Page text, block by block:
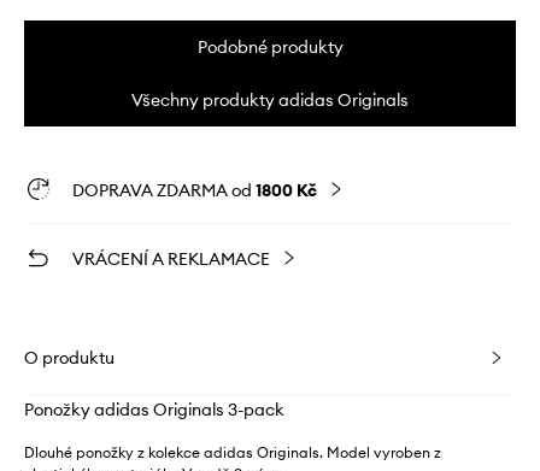
Podobné produkty
Všechny produkty adidas Originals
DOPRAVA ZDARMA od 1800 Kč
VRÁCENÍ A REKLAMACE
O produktu
Ponožky adidas Originals 3-pack
Dlouhé ponožky z kolekce adidas Originals. Model vyroben z